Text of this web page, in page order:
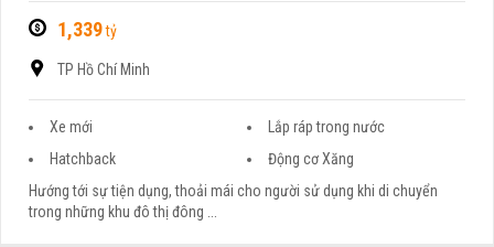
1,339tỷ
TP Hồ Chí Minh
Xe mới
Lắp ráp trong nước
Hatchback
Động cơ Xăng
Hướng tới sự tiện dụng, thoải mái cho người sử dụng khi di chuyển
trong những khu đô thị đông ...